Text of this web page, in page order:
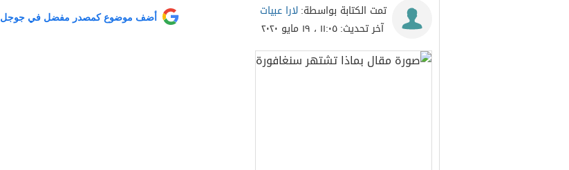
تمت الكتابة بواسطة:لارا عبيات
آخر تحديث:١١:٠٥ ، ١٩ مايو ٢٠٢٠
أضف موضوع كمصدر مفضل في جوجل